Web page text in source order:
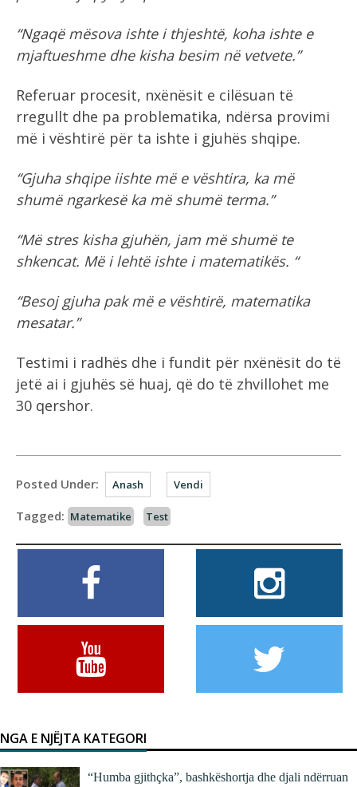
“Ngaqë mësova ishte i thjeshtë, koha ishte e
mjaftueshme dhe kisha besim në vetvete.”
Referuar procesit, nxënësit e cilësuan të
rregullt dhe pa problematika, ndërsa provimi
më i vështirë për ta ishte i gjuhës shqipe.
“Gjuha shqipe iishte më e vështira, ka më
shumë ngarkesë ka më shumë terma.”
“Më stres kisha gjuhën, jam më shumë te
shkencat. Më i lehtë ishte i matematikës. “
“Besoj gjuha pak më e vështirë, matematika
mesatar.”
Testimi i radhës dhe i fundit për nxënësit do të
jetë ai i gjuhës së huaj, që do të zhvillohet me
30 qershor.
Posted Under: Anash Vendi
Tagged: Matematike Test
NGA E NJËJTA KATEGORI
“Humba gjithçka”, bashkëshortja dhe djali ndërruan